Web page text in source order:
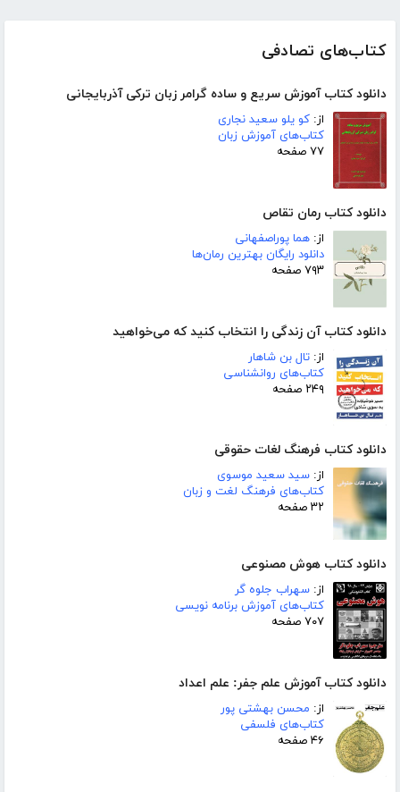
کتاب‌های تصادفی
دانلود کتاب آموزش سریع و ساده گرامر زبان ترکی آذربایجانی
از: کو یلو سعید نجاری
کتاب‌های آموزش زبان
۷۷ صفحه
دانلود کتاب رمان تقاص
از: هما پوراصفهانی
دانلود رایگان بهترین رمان‌ها
۷۹۳ صفحه
دانلود کتاب آن زندگی را انتخاب کنید که می‌خواهید
از: تال بن شاهار
کتاب‌های روانشناسی
۲۴۹ صفحه
دانلود کتاب فرهنگ لغات حقوقی
از: سید سعید موسوی
کتاب‌های فرهنگ لغت و زبان
۳۲ صفحه
دانلود کتاب هوش مصنوعی
از: سهراب جلوه گر
کتاب‌های آموزش برنامه نویسی
۷۰۷ صفحه
دانلود کتاب آموزش علم جفر: علم اعداد
از: محسن بهشتی پور
کتاب‌های فلسفی
۴۶ صفحه